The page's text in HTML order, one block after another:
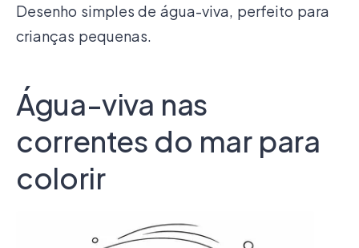
Desenho simples de água-viva, perfeito para
crianças pequenas.
Água-viva nas
correntes do mar para
colorir